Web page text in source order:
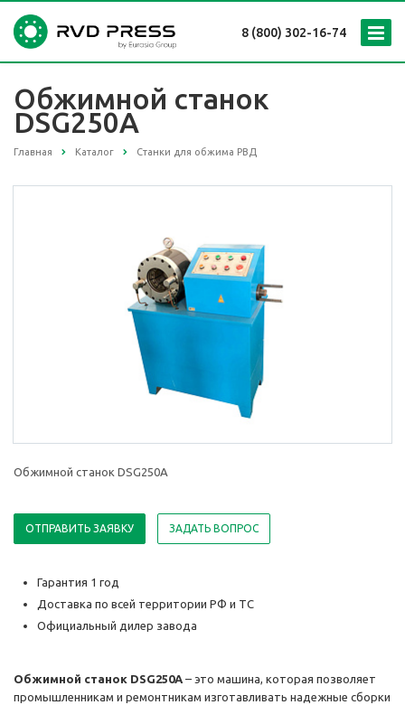
8 (800) 302-16-74
Обжимной станок
DSG250A
Главная Каталог Станки для обжима РВД
Обжимной станок DSG250A
ОТПРАВИТЬ ЗАЯВКУ ЗАДАТЬ ВОПРОС
Гарантия 1 год
Доставка по всей территории РФ и ТС
Официальный дилер завода
Обжимной станок DSG250A – это машина, которая позволяет
промышленникам и ремонтникам изготавливать надежные сборки